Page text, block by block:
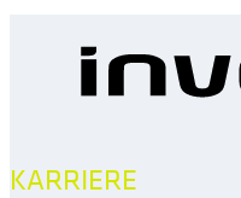
KARRIERE